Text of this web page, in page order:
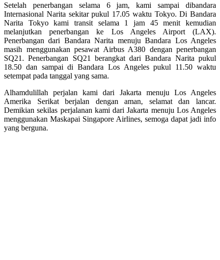
Setelah penerbangan selama 6 jam, kami sampai dibandara
Internasional Narita sekitar pukul 17.05 waktu Tokyo. Di Bandara
Narita Tokyo kami transit selama 1 jam 45 menit kemudian
melanjutkan penerbangan ke Los Angeles Airport (LAX).
Penerbangan dari Bandara Narita menuju Bandara Los Angeles
masih menggunakan pesawat Airbus A380 dengan penerbangan
SQ21. Penerbangan SQ21 berangkat dari Bandara Narita pukul
18.50 dan sampai di Bandara Los Angeles pukul 11.50 waktu
setempat pada tanggal yang sama.
Alhamdulillah perjalan kami dari Jakarta menuju Los Angeles
Amerika Serikat berjalan dengan aman, selamat dan lancar.
Demikian sekilas perjalanan kami dari Jakarta menuju Los Angeles
menggunakan Maskapai Singapore Airlines, semoga dapat jadi info
yang berguna.